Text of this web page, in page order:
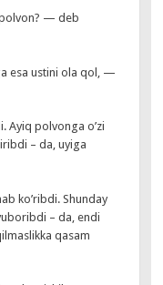
— deb
esa ustini ola qol, —
Ayiq polvonga o’zi
– da, uyiga
ko’ribdi. Shunday
– da, endi
qasam